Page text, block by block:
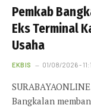
Pemkab
Eks Terminal
Usaha
EKBIS 01/08/2026 -
Bangkalan